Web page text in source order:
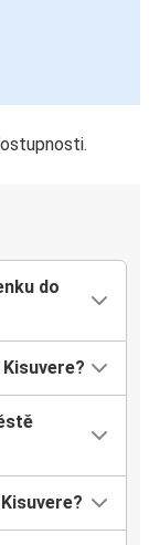
do